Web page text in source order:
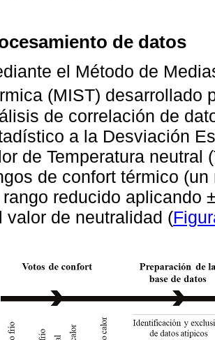
de datos
el Método de
(MIST) desarrollado
de correlación de
a la Desviación
de Temperatura neutral
de confort térmico
rango reducido aplicando
valor de neutralidad (